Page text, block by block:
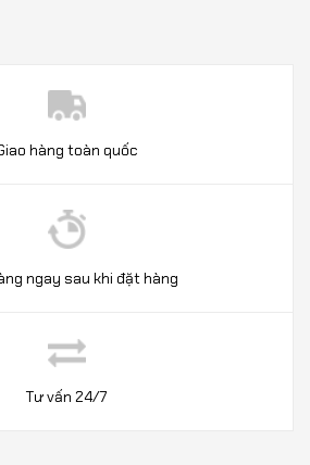
hàng toàn quốc
ngay sau khi đặt hàng
Tư vấn 24/7